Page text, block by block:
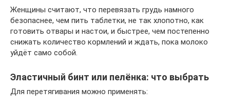
Женщины считают, что перевязать грудь намного
безопаснее, чем пить таблетки, не так хлопотно, как
готовить отвары и настои, и быстрее, чем постепенно
снижать количество кормлений и ждать, пока молоко
уйдёт само собой.
Эластичный бинт или пелёнка: что выбрать
Для перетягивания можно применять: